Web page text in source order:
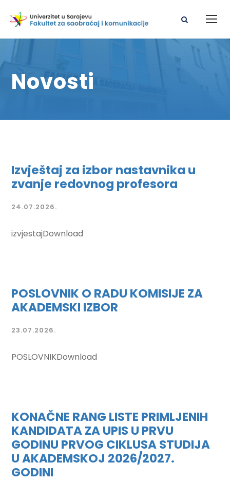
Novosti
Izvještaj za izbor nastavnika u
zvanje redovnog profesora
24.07.2026.
izvjestajDownload
POSLOVNIK O RADU KOMISIJE ZA
AKADEMSKI IZBOR
23.07.2026.
POSLOVNIKDownload
KONAČNE RANG LISTE PRIMLJENIH
KANDIDATA ZA UPIS U PRVU
GODINU PRVOG CIKLUSA STUDIJA
U AKADEMSKOJ 2026/2027.
GODINI